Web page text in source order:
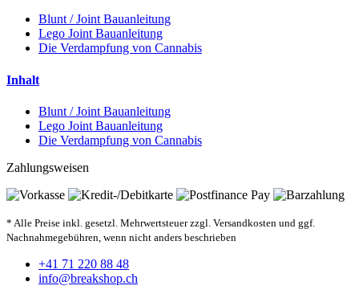
Blunt / Joint Bauanleitung
Lego Joint Bauanleitung
Die Verdampfung von Cannabis
Inhalt
Blunt / Joint Bauanleitung
Lego Joint Bauanleitung
Die Verdampfung von Cannabis
Zahlungsweisen
* Alle Preise inkl. gesetzl. Mehrwertsteuer zzgl. Versandkosten und ggf.
Nachnahmegebühren, wenn nicht anders beschrieben
+41 71 220 88 48
info@breakshop.ch